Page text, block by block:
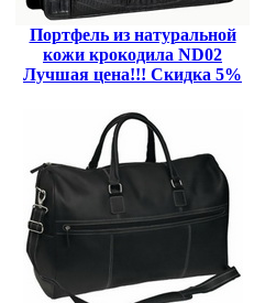
Портфель из натуральной
кожи крокодила ND02
Лучшая цена!!! Скидка 5%